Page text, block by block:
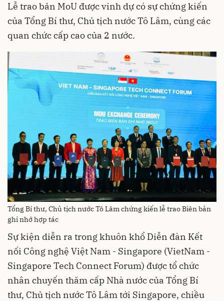
Lễ trao bản MoU được vinh dự có sự chứng kiến
của Tổng Bí thư, Chủ tịch nước Tô Lâm, cùng các
quan chức cấp cao của 2 nước.
Tổng Bí thư, Chủ tịch nước Tô Lâm chứng kiến lễ trao Biên bản
ghi nhớ hợp tác
Sự kiện diễn ra trong khuôn khổ Diễn đàn Kết
nối Công nghệ Việt Nam - Singapore (VietNam -
Singapore Tech Connect Forum) được tổ chức
nhân chuyến thăm cấp Nhà nước của Tổng Bí
thư, Chủ tịch nước Tô Lâm tới Singapore, chiều